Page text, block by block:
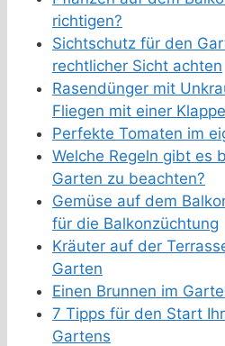
richtigen?
Sichtschutz für den
rechtlicher Sicht achten
Rasendünger mit
Fliegen mit einer
Perfekte Tomaten im
Welche Regeln gibt es
Garten zu beachten?
Gemüse auf dem
für die Balkonzüchtung
Kräuter auf der
Garten
Einen Brunnen im
7 Tipps für den Start
Gartens